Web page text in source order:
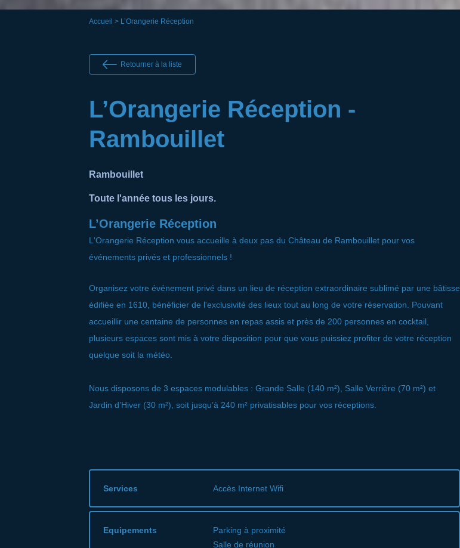
Accueil > L’Orangerie Réception
Retourner à la liste
L’Orangerie Réception -
Rambouillet
Rambouillet
Toute l'année tous les jours.
L’Orangerie Réception
L'Orangerie Réception vous accueille à deux pas du Château de Rambouillet pour vos
événements privés et professionnels !
Organisez votre événement privé dans un lieu de réception extraordinaire sublimé par une bâtisse
édifiée en 1610, bénéficier de l'exclusivité des lieux tout au long de votre réservation. Pouvant
accueillir une centaine de personnes en repas assis et près de 200 personnes en cocktail,
plusieurs espaces sont mis à votre disposition pour que vous puissiez profiter de votre réception
quelque soit la météo.
Nous disposons de 3 espaces modulables : Grande Salle (140 m²), Salle Verrière (70 m²) et
Jardin d’Hiver (30 m²), soit jusqu’à 240 m² privatisables pour vos réceptions.
Services Accès Internet Wifi
Equipements
Parking à proximité
Salle de réunion